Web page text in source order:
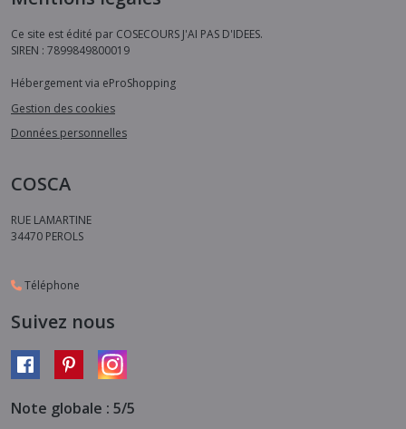
Ce site est édité par COSECOURS J'AI PAS D'IDEES.
SIREN : 7899849800019
Hébergement via eProShopping
Gestion des cookies
Données personnelles
COSCA
RUE LAMARTINE
34470 PEROLS
Téléphone
Suivez nous
Note globale : 5/5